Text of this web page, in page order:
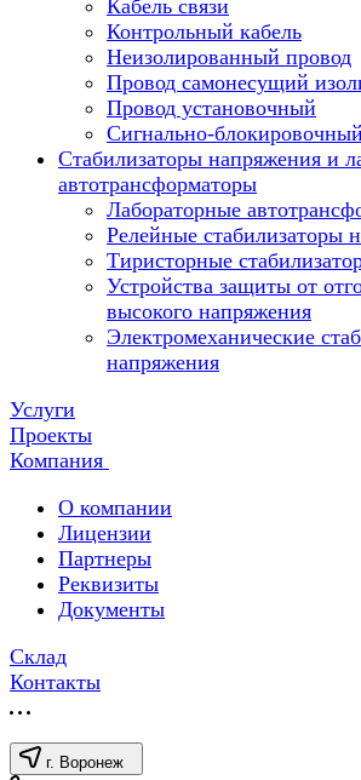
Кабель связи
Контрольный кабель
Неизолированный провод
Провод самонесущий
Провод установочный
Сигнально-
Стабилизаторы напряжения и
автотрансформаторы
Лабораторные
Релейные стабилизаторы
Тиристорные
Устройства защиты от
высокого напряжения
Электромеханические
напряжения
Услуги
Проекты
Компания
О компании
Лицензии
Партнеры
Реквизиты
Документы
Склад
Контакты
г. Воронеж